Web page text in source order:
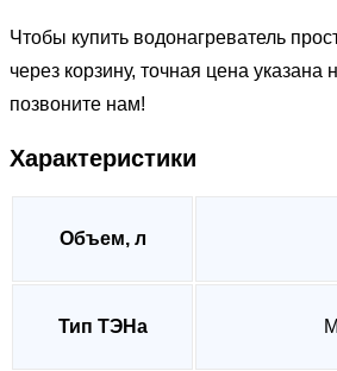
Чтобы купить водонагреватель
через корзину, точная цена указана
позвоните нам!
Характеристики
Объем, л
Тип ТЭНа